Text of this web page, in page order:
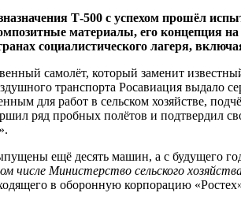
Т-500 с успехом прошёл
материалы, его концепция
социалистического лагеря,
самолёт, который заменит
транспорта Росавиация
для работ в сельском хозяйстве,
ряд пробных полётов и подтвердил
ещё десять машин, а с будущего
числе Министерство сельского
в оборонную корпорацию